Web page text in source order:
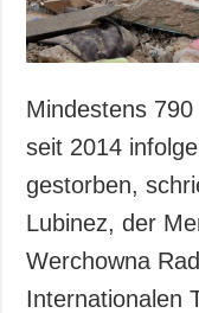
Notstand und
Notfälle
ZUSÄTZLICH
Interview
Fotos
Video
Mindestens
seit 2014
gestorben,
Lubinez, der
Werchowna
Internationalen